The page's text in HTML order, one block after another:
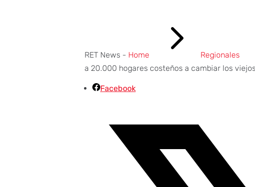
RET News - Home 5 Regionales
a 20.000 hogares costeños a cambiar los
Facebook